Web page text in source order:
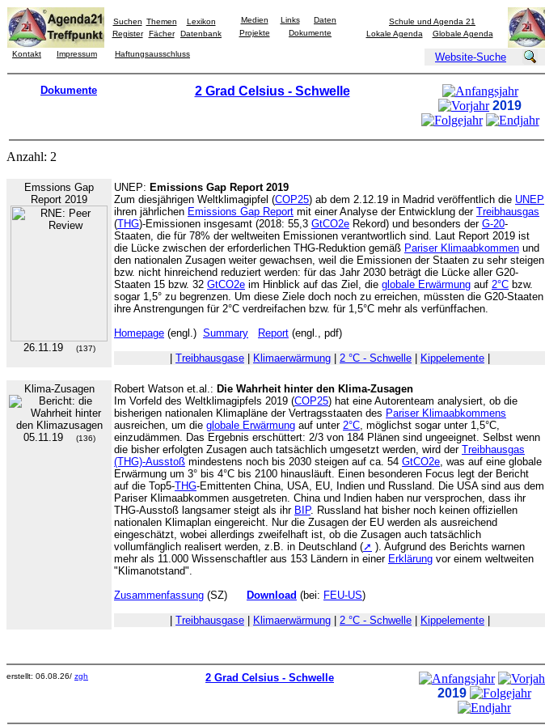
Suchen Themen
Lexikon
Register
Fächer Datenbank
Medien Links
Daten
Projekte
Dokumente
Schule und Agenda 21
Lokale Agenda
Globale Agenda
Kontakt Impressum Haftungsausschluss Website-Suche
Dokumente
2 Grad Celsius - Schwelle
2019
Anzahl: 2
Emssions Gap
Report 2019
26.11.19 (137)
UNEP: Emissions Gap Report 2019
Zum diesjährigen Weltklimagipfel (COP25) ab dem 2.12.19 in Madrid veröffentlich die UNEP
ihren jährlichen Emissions Gap Report mit einer Analyse der Entwicklung der Treibhausgas
(THG)-Emissionen insgesamt (2018: 55,3 GtCO2e Rekord) und besonders der G-20-
Staaten, die für 78% der weltweiten Emissionen verantwortlich sind. Laut Report 2019 ist
die Lücke zwischen der erforderlichen THG-Reduktion gemäß Pariser Klimaabkommen und
den nationalen Zusagen weiter gewachsen, weil die Emissionen der Staaten zu sehr steigen
bzw. nicht hinreichend reduziert werden: für das Jahr 2030 beträgt die Lücke aller G20-
Staaten 15 bzw. 32 GtCO2e im Hinblick auf das Ziel, die globale Erwärmung auf 2°C bzw.
sogar 1,5° zu begrenzen. Um diese Ziele doch noch zu erreichen, müssten die G20-Staaten
ihre Anstrengungen für 2°C verdreifachen bzw. für 1,5°C mehr als verfünffachen.
Homepage (engl.) Summary Report (engl., pdf)
Treibhausgase Klimaerwärmung 2 °C - Schwelle Kippelemente
Klima-Zusagen
05.11.19 (136)
Robert Watson et.al.: Die Wahrheit hinter den Klima-Zusagen
Im Vorfeld des Weltklimagipfels 2019 (COP25) hat eine Autorenteam analysiert, ob die
bisherigen nationalen Klimapläne der Vertragsstaaten des Pariser Klimaabkommens
ausreichen, um die globale Erwärmung auf unter 2°C, möglichst sogar unter 1,5°C,
einzudämmen. Das Ergebnis erschüttert: 2/3 von 184 Plänen sind ungeeignet. Selbst wenn
die bisher erfolgten Zusagen auch tatsächlich umgesetzt werden, wird der Treibhausgas
(THG)-Ausstoß mindestens noch bis 2030 steigen auf ca. 54 GtCO2e, was auf eine globale
Erwärmung um 3° bis 4°C bis 2100 hinausläuft. Einen besonderen Focus legt der Bericht
auf die Top5-THG-Emittenten China, USA, EU, Indien und Russland. Die USA sind aus dem
Pariser Klimaabkommen ausgetreten. China und Indien haben nur versprochen, dass ihr
THG-Ausstoß langsamer steigt als ihr BIP. Russland hat bisher noch keinen offiziellen
nationalen Klimaplan eingereicht. Nur die Zusagen der EU werden als ausreichend
eingeschätzt, wobei allerdings zweifelhaft ist, ob die Zusagen auch tatsächlich
vollumfänglich realisert werden, z.B. in Deutschland (➚ ). Aufgrund des Berichts warnen
mehr als 11.000 Wissenschaftler aus 153 Ländern in einer Erklärung vor einem weltweiten
"Klimanotstand".
Zusammenfassung (SZ) Download (bei: FEU-US)
Treibhausgase Klimaerwärmung 2 °C - Schwelle Kippelemente
erstellt: 06.08.26/ zgh 2 Grad Celsius - Schwelle
2019